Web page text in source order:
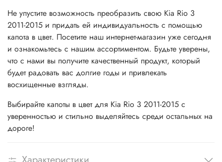
Не упустите возможность преобразить свою Kia Rio 3
2011-2015 и придать ей индивидуальность с помощью
капота в цвет. Посетите наш интернет-магазин уже сегодня
и ознакомьтесь с нашим ассортиментом. Будьте уверены,
что с нами вы получите качественный продукт, который
будет радовать вас долгие годы и привлекать
восхищенные взгляды.
Выбирайте капоты в цвет для Kia Rio 3 2011-2015 с
уверенностью и стильно выделяйтесь среди остальных на
дороге!